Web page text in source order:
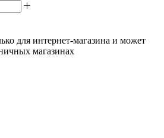
для интернет-магазина и может
магазинах